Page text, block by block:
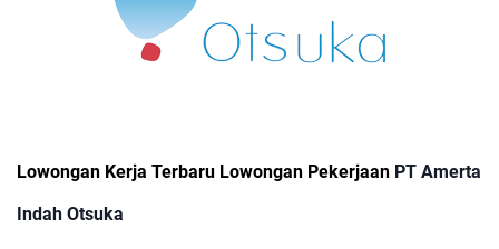
Lowongan Kerja Terbaru Lowongan Pekerjaan PT Amerta
Indah Otsuka